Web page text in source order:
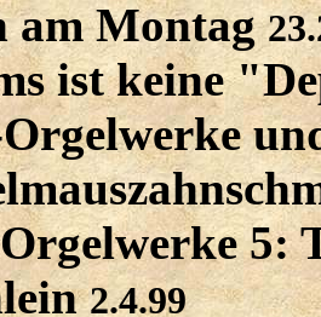
am Montag
ist keine
5:
2.4.99